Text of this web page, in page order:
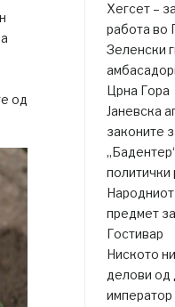
од
Хегсет –
работа во
Зеленски
Црна Гора
Јаневска
законите
политички
предмет
Гостивар
Ниското
делови од
император